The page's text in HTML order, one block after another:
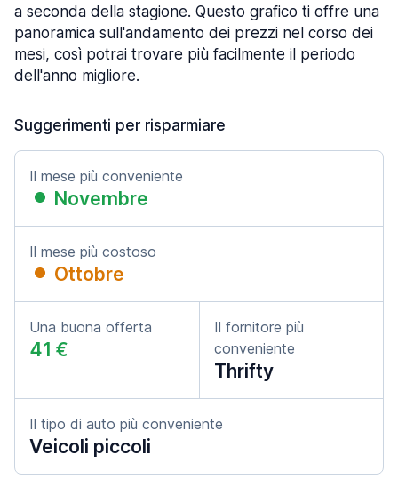
a seconda della stagione. Questo grafico ti offre una
panoramica sull'andamento dei prezzi nel corso dei
mesi, così potrai trovare più facilmente il periodo
dell'anno migliore.
Suggerimenti per risparmiare
Il mese più conveniente
Novembre
Il mese più costoso
Ottobre
Una buona offerta
41 €
Il fornitore più
conveniente
Thrifty
Il tipo di auto più conveniente
Veicoli piccoli